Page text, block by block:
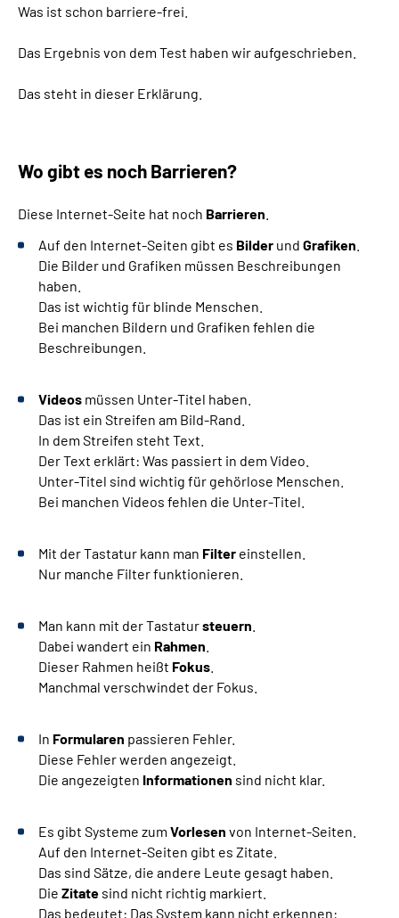
Was ist schon barriere-frei.
Das Ergebnis von dem Test haben wir aufgeschrieben.
Das steht in dieser Erklärung.
Wo gibt es noch Barrieren?
Diese Internet-Seite hat noch Barrieren
Auf den Internet-Seiten gibt es Bilder und Grafiken
Die Bilder und Grafiken müssen Beschreibungen
haben.
Das ist wichtig für blinde Menschen.
Bei manchen Bildern und Grafiken fehlen die
Beschreibungen.
Videos müssen Unter-Titel haben.
Das ist ein Streifen am Bild-Rand.
In dem Streifen steht Text.
Der Text erklärt: Was passiert in dem Video.
Unter-Titel sind wichtig für gehörlose Menschen.
Bei manchen Videos fehlen die Unter-Titel.
Mit der Tastatur kann man Filter einstellen.
Nur manche Filter funktionieren.
Man kann mit der Tastatursteuern
Dabei wandert ein Rahmen
Dieser Rahmen heißt Fokus
Manchmal verschwindet der Fokus.
In Formularen passieren Fehler.
Diese Fehler werden angezeigt.
Die angezeigten Informationen sind nicht klar.
Es gibt Systeme zum Vorlesen von Internet-Seiten.
Auf den Internet-Seiten gibt es Zitate.
Das sind Sätze, die andere Leute gesagt haben.
Die Zitate sind nicht richtig markiert.
Das bedeutet: Das System kann nicht erkennen: